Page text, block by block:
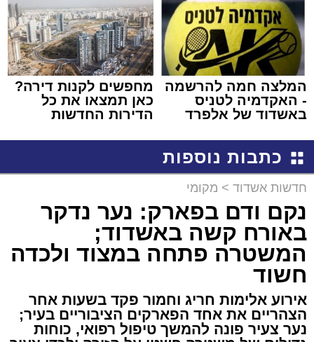
המלצה חמה להרשמה
- האקדמיה לטניס
באשדוד של אלפרד
מחפשים לקנות דירה?
כאן תמצאו את כל
הדירות החדשות
כתבות נוספות
חדשות אשדוד > מקומי
נקם ודם בפארק: נער נדקר
באורח קשה באשדוד;
המשטרה פתחה במצוד ולכדה
חשוד
אירוע אלימות חריג וחמור פקד בשעות אחר
הצהריים את אחד הפארקים הציבוריים בעיר;
נער צעיר פונה להמשך טיפול רפואי, כוחות